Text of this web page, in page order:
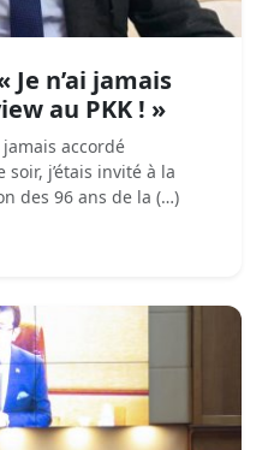
Je n’ai jamais
au PKK ! »
jamais accordé
soir, j’étais invité à la
des 96 ans de la (…)